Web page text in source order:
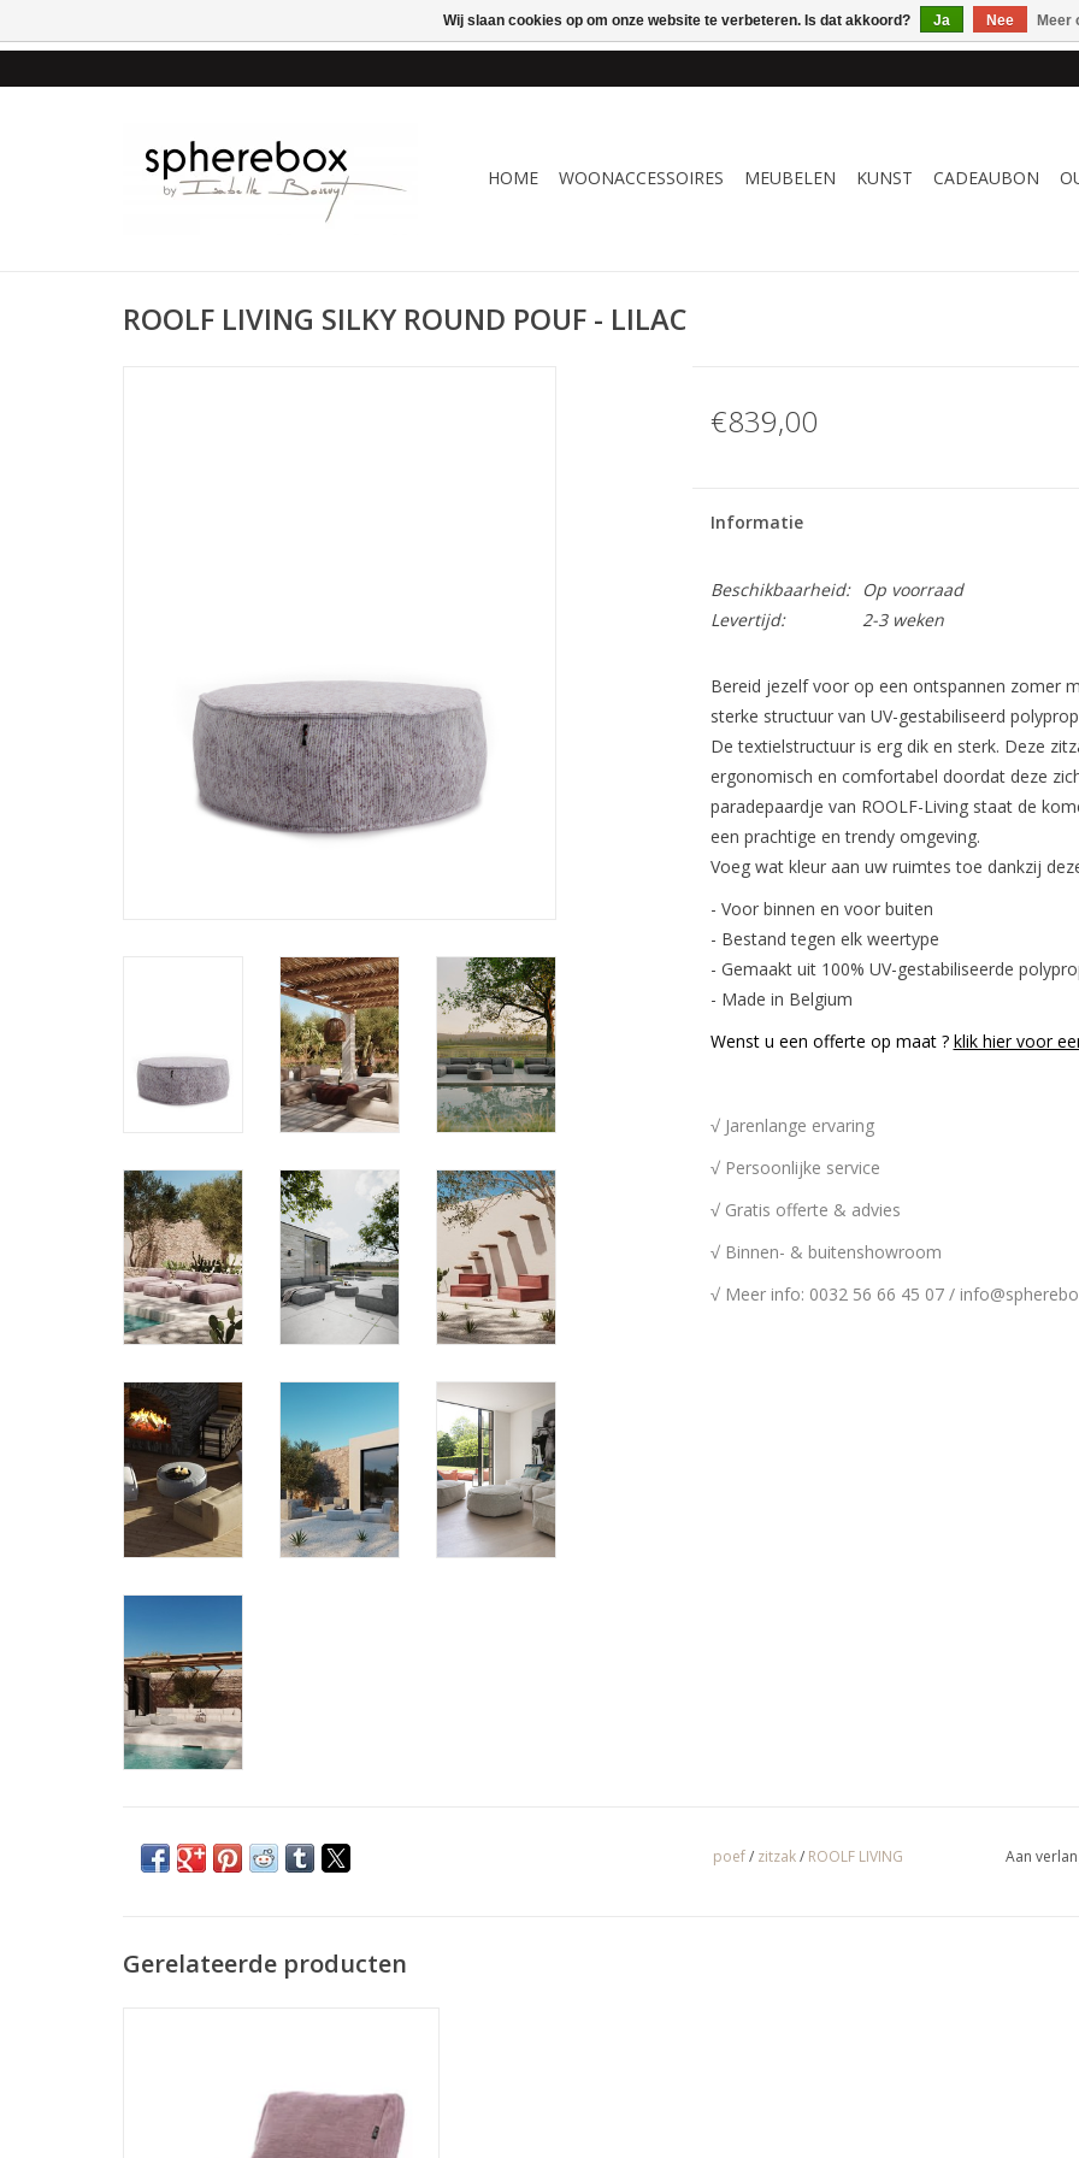
HOME WOONACCESSOIRES MEUBELEN KUNST CADEAUBON
ROOLF LIVING SILKY ROUND POUF - LILAC
€839,00
Informatie
Beschikbaarheid:
Op voorraad
Levertijd:
2-3 weken
Bereid jezelf voor op een ontspannen zomer
sterke structuur van UV-gestabiliseerd
De textielstructuur is erg dik en sterk. Deze
ergonomisch en comfortabel doordat deze
paradepaardje van ROOLF-Living staat de
een prachtige en trendy omgeving.
Voeg wat kleur aan uw ruimtes toe dankzij
- Voor binnen en voor buiten
- Bestand tegen elk weertype
- Gemaakt uit 100% UV-gestabiliseerde
- Made in Belgium
Wenst u een offerte op maat ? klik hier voor
√ Jarenlange ervaring
√ Persoonlijke service
√ Gratis offerte & advies
√ Binnen- & buitenshowroom
√ Meer info: 0032 56 66 45 07 /
poef/ zitzak/ ROOLF LIVING Aan
Gerelateerde producten
100% dun gesponnen UV-gestabiliseerd
polypropyleen is de stof bestand tegen de
zon én de regen. De textielstructuur is erg
Wij slaan cookies op om onze website te verbeteren. Is dat akkoord? Ja Nee Meer
ONLINE WINKEL VOOR WOONACCESSOIRES, MEUBELEN & KUNST – GRATIS